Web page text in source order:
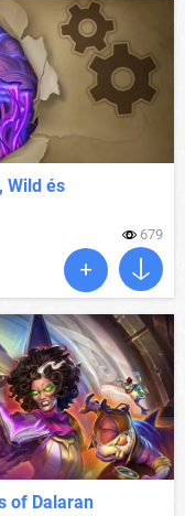
Wild és
679
of Dalaran